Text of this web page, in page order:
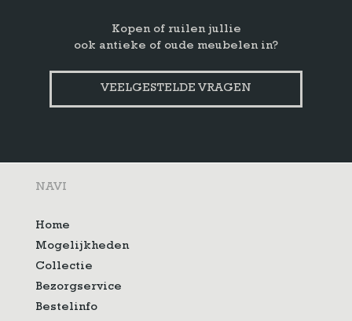
Kopen of ruilen jullie
ook antieke of oude meubelen in?
VEELGESTELDE VRAGEN
NAVI
Home
Mogelijkheden
Collectie
Bezorgservice
Bestelinfo